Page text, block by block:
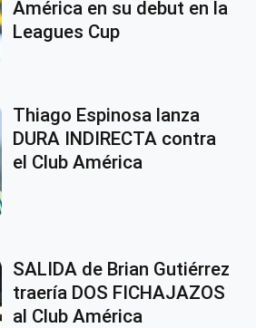
América en su debut en la
Leagues Cup
Thiago Espinosa lanza
DURA INDIRECTA contra
el Club América
SALIDA de Brian Gutiérrez
traería DOS FICHAJAZOS
al Club América